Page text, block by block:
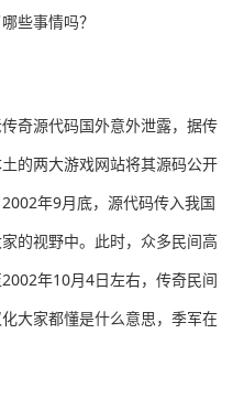
些事情吗？
奇源代码国外意外泄露，据传
的两大游戏网站将其源码公开
年9月底，源代码传入我国
的视野中。此时，众多民间高
年10月4日左右，传奇民间
大家都懂是什么意思，季军在